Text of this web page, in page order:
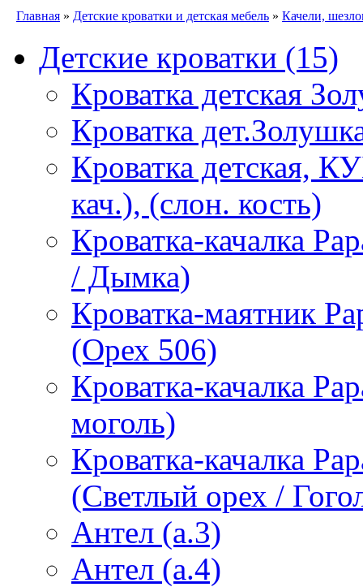
Главная » Детские кроватки и детская мебель » Качели,
Детские кроватки (15)
Кроватка детская
Кроватка
Кроватка детская,
кач.), (слон. кость)
Кроватка-качалка
/ Дымка)
Кроватка-маятник
(Орех 506)
Кроватка-качалка
моголь)
Кроватка-качалка
(Светлый орех /
Антел (а.3)
Антел (а.4)